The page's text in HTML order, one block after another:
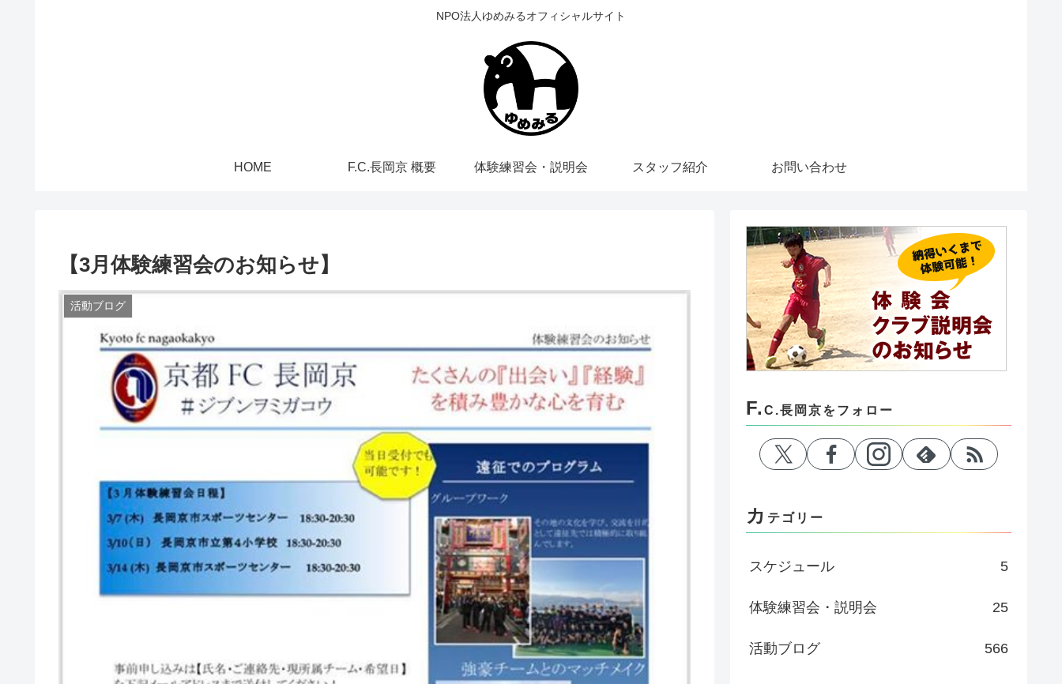
NPO法人ゆめみるオフィシャルサイト
HOME F.C.長岡京 概要 体験練習会・説明会 スタッフ紹介 お問い合わせ
【3月体験練習会のお知らせ】
活動ブログ
F. C.長岡京をフォロー
カ テゴリー
スケジュール 5
体験練習会・説明会 25
活動ブログ 566